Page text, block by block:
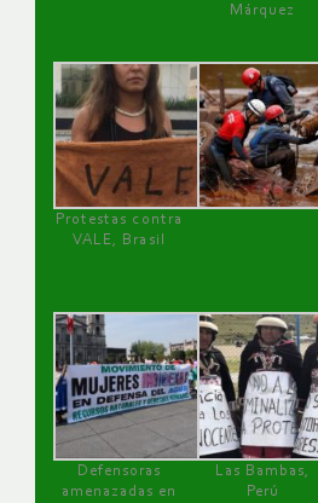
Márquez
Protestas contra
VALE, Brasil
Defensoras
amenazadas en
Las Bambas,
Perú